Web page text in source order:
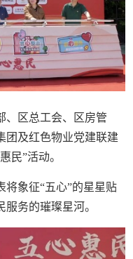
、区总工会、区房管
团及红色物业党建联建
民”活动。
将象征“五心”的星星贴
务的璀璨星河。